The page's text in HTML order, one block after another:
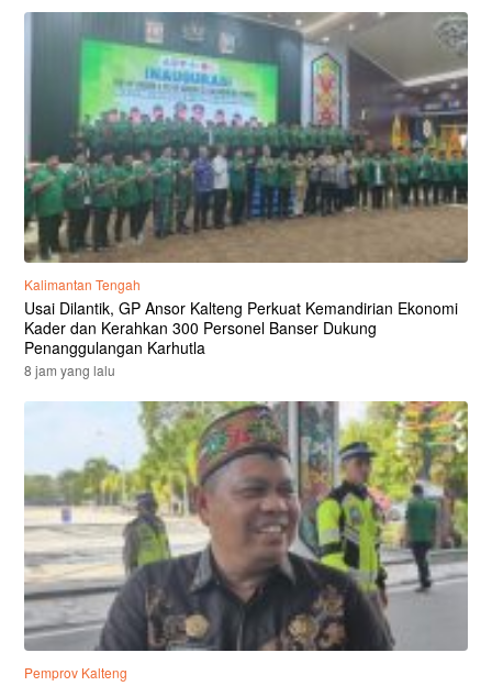
Kalimantan Tengah
Usai Dilantik, GP Ansor Kalteng Perkuat Kemandirian Ekonomi
Kader dan Kerahkan 300 Personel Banser Dukung
Penanggulangan Karhutla
8 jam yang lalu
Pemprov Kalteng